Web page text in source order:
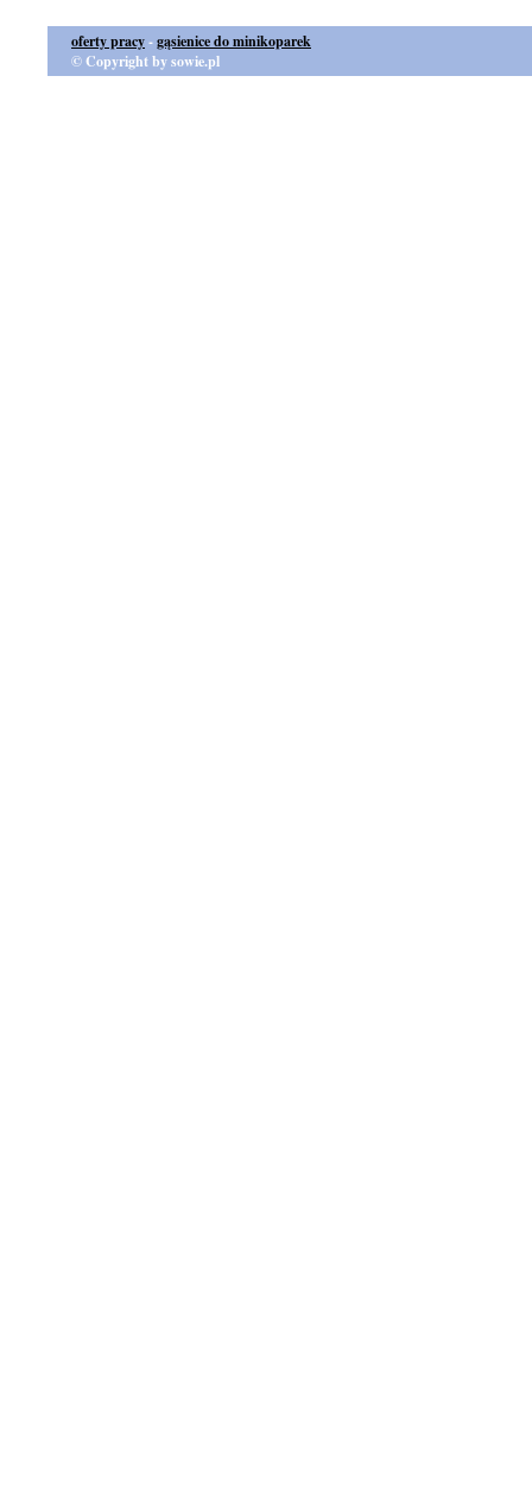
oferty pracy-gąsienice do minikoparek
© Copyright by sowie.pl